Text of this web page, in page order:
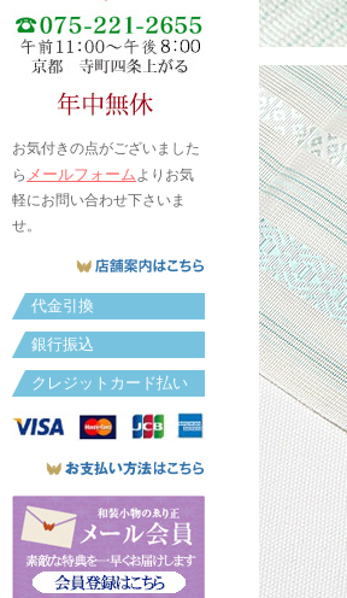
お気付きの点がございました
ら メールフォームよりお気
軽にお問い合わせ下さいま
せ。
代金引換
銀行振込
クレジットカード払い